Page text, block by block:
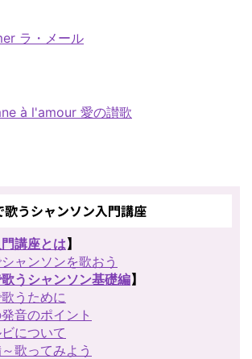
ラ・メール
à l'amour 愛の讃歌
歌うシャンソン入門講座
講座とは】
ャンソンを歌おう
うシャンソン基礎編】
うために
音のポイント
について
歌ってみよう